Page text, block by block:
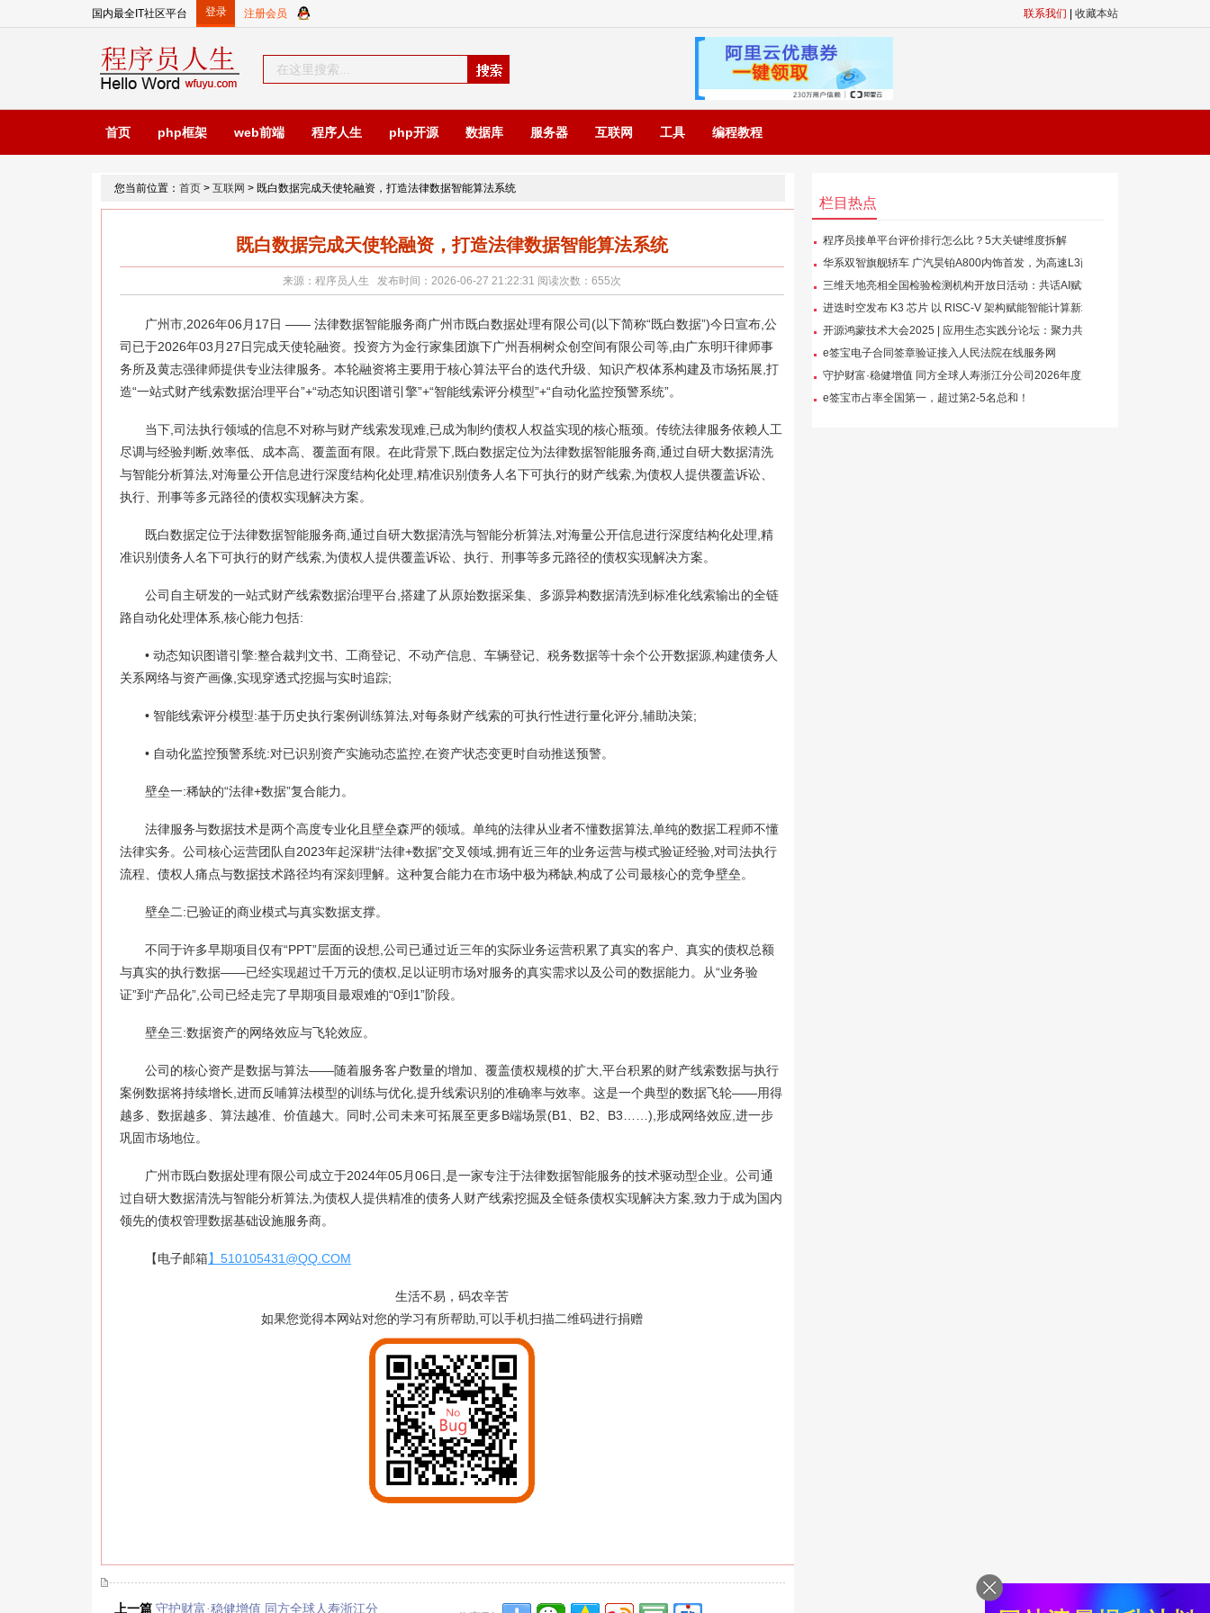
国内最全IT社区平台 联系我们 收藏本站
首页 php框架 web前端 程序人生 php开源 数据库 服务器 互联网 工具 编程教程
您当前位置： 首页 > 互联网 > 既白数据完成天使轮融资，打造法律数据智能算法系统
既白数据完成天使轮融资，打造法律数据智能算法系统
来源：程序员人生 发布时间：2026-06-27 21:22:31 阅读次数： 655次
广州市,2026年06月17日 —— 法律数据智能服务商广州市既白数据处理有限公司(以下简称“既白数据”)今日宣布,公
司已于2026年03月27日完成天使轮融资。投资方为金行家集团旗下广州吾桐树众创空间有限公司等,由广东明玕律师事
务所及黄志强律师提供专业法律服务。本轮融资将主要用于核心算法平台的迭代升级、知识产权体系构建及市场拓展,打
造“一站式财产线索数据治理平台”+“动态知识图谱引擎”+“智能线索评分模型”+“自动化监控预警系统”。
当下,司法执行领域的信息不对称与财产线索发现难,已成为制约债权人权益实现的核心瓶颈。传统法律服务依赖人工
尽调与经验判断,效率低、成本高、覆盖面有限。在此背景下,既白数据定位为法律数据智能服务商,通过自研大数据清洗
与智能分析算法,对海量公开信息进行深度结构化处理,精准识别债务人名下可执行的财产线索,为债权人提供覆盖诉讼、
执行、刑事等多元路径的债权实现解决方案。
既白数据定位于法律数据智能服务商,通过自研大数据清洗与智能分析算法,对海量公开信息进行深度结构化处理,精
准识别债务人名下可执行的财产线索,为债权人提供覆盖诉讼、执行、刑事等多元路径的债权实现解决方案。
公司自主研发的一站式财产线索数据治理平台,搭建了从原始数据采集、多源异构数据清洗到标准化线索输出的全链
路自动化处理体系,核心能力包括:
• 动态知识图谱引擎:整合裁判文书、工商登记、不动产信息、车辆登记、税务数据等十余个公开数据源,构建债务人
关系网络与资产画像,实现穿透式挖掘与实时追踪;
• 智能线索评分模型:基于历史执行案例训练算法,对每条财产线索的可执行性进行量化评分,辅助决策;
• 自动化监控预警系统:对已识别资产实施动态监控,在资产状态变更时自动推送预警。
壁垒一:稀缺的“法律+数据”复合能力。
法律服务与数据技术是两个高度专业化且壁垒森严的领域。单纯的法律从业者不懂数据算法,单纯的数据工程师不懂
法律实务。公司核心运营团队自2023年起深耕“法律+数据”交叉领域,拥有近三年的业务运营与模式验证经验,对司法执行
流程、债权人痛点与数据技术路径均有深刻理解。这种复合能力在市场中极为稀缺,构成了公司最核心的竞争壁垒。
壁垒二:已验证的商业模式与真实数据支撑。
不同于许多早期项目仅有“PPT”层面的设想,公司已通过近三年的实际业务运营积累了真实的客户、真实的债权总额
与真实的执行数据——已经实现超过千万元的债权,足以证明市场对服务的真实需求以及公司的数据能力。从“业务验
证”到“产品化”,公司已经走完了早期项目最艰难的“0到1”阶段。
壁垒三:数据资产的网络效应与飞轮效应。
公司的核心资产是数据与算法——随着服务客户数量的增加、覆盖债权规模的扩大,平台积累的财产线索数据与执行
案例数据将持续增长,进而反哺算法模型的训练与优化,提升线索识别的准确率与效率。这是一个典型的数据飞轮——用得
越多、数据越多、算法越准、价值越大。同时,公司未来可拓展至更多B端场景(B1、B2、B3……),形成网络效应,进一步
巩固市场地位。
广州市既白数据处理有限公司成立于2024年05月06日,是一家专注于法律数据智能服务的技术驱动型企业。公司通
过自研大数据清洗与智能分析算法,为债权人提供精准的债务人财产线索挖掘及全链条债权实现解决方案,致力于成为国内
领先的债权管理数据基础设施服务商。
【电子邮箱】510105431@QQ.COM
生活不易，码农辛苦
如果您觉得本网站对您的学习有所帮助,可以手机扫描二维码进行捐赠
上一篇 守护财富·稳健增值 同方全球人寿浙江分
栏目热点
程序员接单平台评价排行怎么比？5大关键维度拆解
华系双智旗舰轿车 广汽昊铂A800内饰首发，为高速L3商
用冲刺
三维天地亮相全国检验检测机构开放日活动：共话AI赋能
检验检测自动化新格局
进迭时空发布 K3 芯片 以 RISC-V 架构赋能智能计算新场
景
开源鸿蒙技术大会2025 | 应用生态实践分论坛：聚力共
建生态，创新共筑未来
e签宝电子合同签章验证接入人民法院在线服务网
守护财富·稳健增值 同方全球人寿浙江分公司2026年度财
富节发布会圆满举行
e签宝市占率全国第一，超过第2-5名总和！